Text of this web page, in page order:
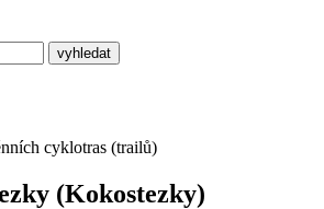
cyklotras (trailů)
(Kokostezky)